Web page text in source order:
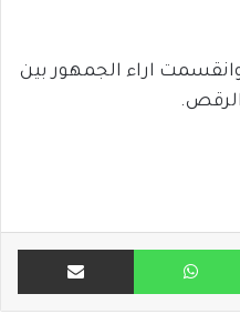
وانقسمت اراء الجمهور بين
واتساب مشاركة